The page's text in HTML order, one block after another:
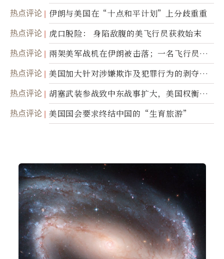
接技术转让
热点评论 伊朗与美国在“十点和平计划”上分歧重重
热点评论 虎口脱险： 身陷敌腹的美飞行员获救始末
热点评论
兩架美军战机在伊朗被击落；一名飞行员失
踪
热点评论
美国加大针对涉嫌欺诈及犯罪行为的剥夺公
民权力度
热点评论
胡塞武装参战致中东战事扩大，美国权衡地
面入侵的可能性
热点评论 美国国会要求终结中国的“生育旅游”